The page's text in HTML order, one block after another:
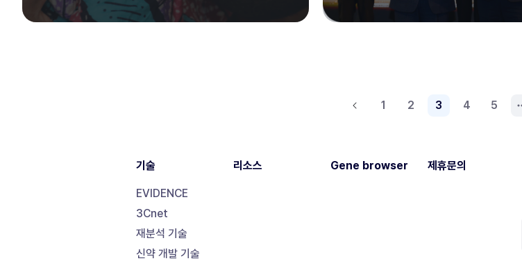
1 2 3 4 5
기술
EVIDENCE
3Cnet
재분석 기술
신약 개발 기술
리소스 Gene browser 제휴문의